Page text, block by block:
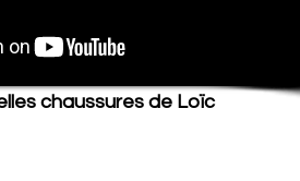
chaussures de Loïc